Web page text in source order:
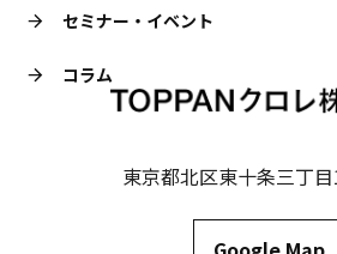
東京都北区東十条三丁
セミナー・イベント
コラム